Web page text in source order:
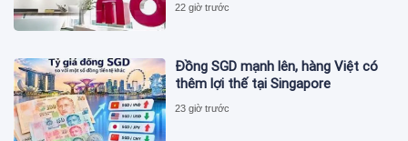
22 giờ trước
Đồng SGD mạnh lên, hàng Việt có
thêm lợi thế tại Singapore
23 giờ trước